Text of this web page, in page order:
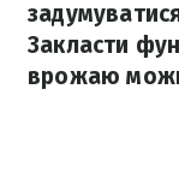
Закласти
врожаю